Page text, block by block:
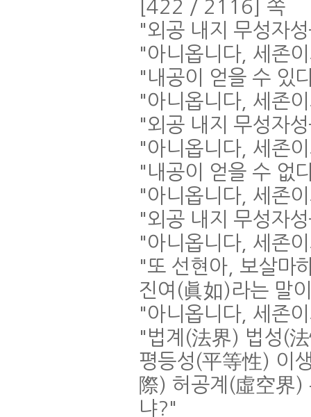
[422 / 2116] 쪽
"외공 내지 무성자
"아니옵니다, 세존
" 내공이 얻을 수 있
"아니옵니다, 세존
"외공 내지 무성자
"아니옵니다, 세존
" 내공이 얻을 수 없
"아니옵니다, 세존
"외공 내지 무성자
"아니옵니다, 세존
"또 선현아
보살마
진여 (眞如 ) 라는 말
"아니옵니다, 세존
" 법계 (法界) 법성(
평등성(平等性) 이
際) 허공계 (虛空界)
냐?"